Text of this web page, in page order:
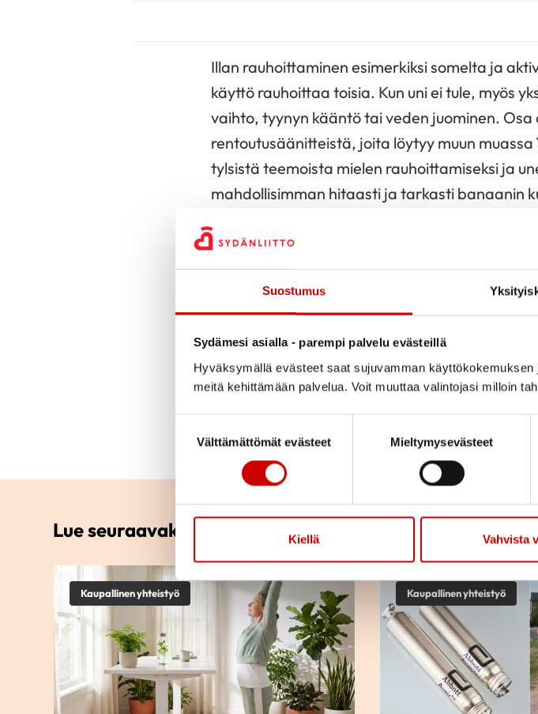
Suostumus
Sydämesi asialla - parempi palvelu evästeillä
Hyväksymällä evästeet saat sujuvamman
meitä kehittämään palvelua. Voit muuttaa valintojasi milloin
Välttämättömät evästeet
Mieltymysevästeet
Kiellä Vahvista
Illan rauhoittaminen esimerkiksi somelta ja
käyttö rauhoittaa toisia. Kun uni ei tule, myös
vaihto, tyynyn kääntö tai veden juominen.
rentoutusäänitteistä, joita löytyy muun
tylsistä teemoista mielen rauhoittamiseksi ja
mahdollisimman hitaasti ja tarkasti banaanin
Univaikeuksien kanssa
Univaikeuksista itse kärsineet painottivat,
itsehoitokeinoista ei ole apua. Itsehoitokeinoja
itsehoitokeinot on kokeiltu, niin melatoniini,
unilääkkeet koettiin tärkeänä hoitona.
Lue seuraavaksi
Kaupallinen yhteistyö Kaupallinen yhteistyö